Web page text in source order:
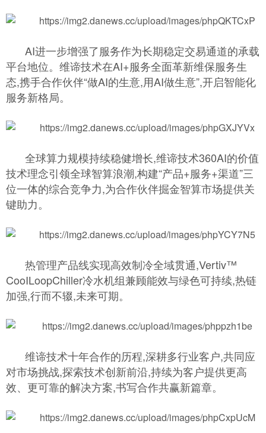
AI进一步增强了服务作为长期稳定交易通道的承载
平台地位。维谛技术在AI+服务全面革新维保服务生
态,携手合作伙伴“做AI的生意,用AI做生意”,开启智能化
服务新格局。
全球算力规模持续稳健增长,维谛技术360AI的价值
技术理念引领全球智算浪潮,构建“产品+服务+渠道”三
位一体的综合竞争力,为合作伙伴掘金智算市场提供关
键助力。
热管理产品线实现高效制冷全域贯通,Vertiv™
CooILoopChiller冷水机组兼顾能效与绿色可持续,热链
加强,行而不辍,未来可期。
维谛技术十年合作的历程,深耕多行业客户,共同应
对市场挑战,探索技术创新前沿,持续为客户提供更高
效、更可靠的解决方案,书写合作共赢新篇章。